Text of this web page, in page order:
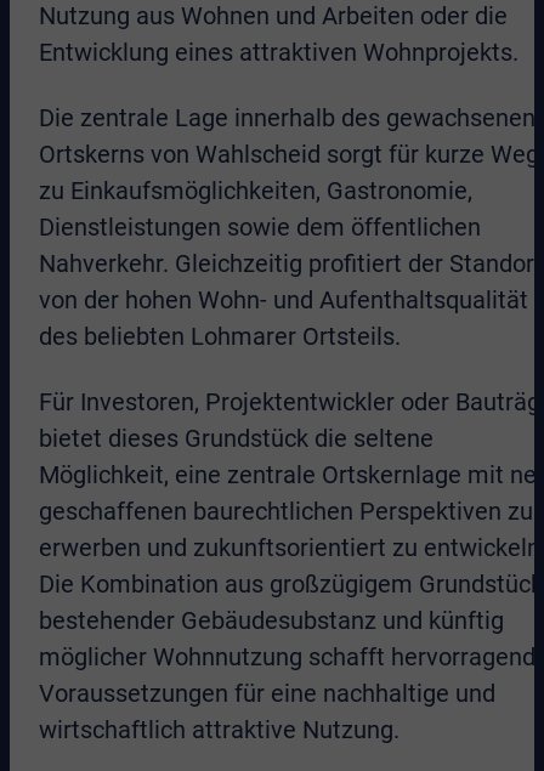
Nutzung aus Wohnen und Arbeiten oder die
Entwicklung eines attraktiven Wohnprojekts.
Die zentrale Lage innerhalb des gewachsenen
Ortskerns von Wahlscheid sorgt für kurze
zu Einkaufsmöglichkeiten, Gastronomie,
Dienstleistungen sowie dem öffentlichen
Nahverkehr. Gleichzeitig profitiert der Standort
von der hohen Wohn- und Aufenthaltsqualität
des beliebten Lohmarer Ortsteils.
Für Investoren, Projektentwickler oder
bietet dieses Grundstück die seltene
Möglichkeit, eine zentrale Ortskernlage mit
geschaffenen baurechtlichen Perspektiven zu
erwerben und zukunftsorientiert zu
Die Kombination aus großzügigem
bestehender Gebäudesubstanz und künftig
möglicher Wohnnutzung schafft
Voraussetzungen für eine nachhaltige und
wirtschaftlich attraktive Nutzung.